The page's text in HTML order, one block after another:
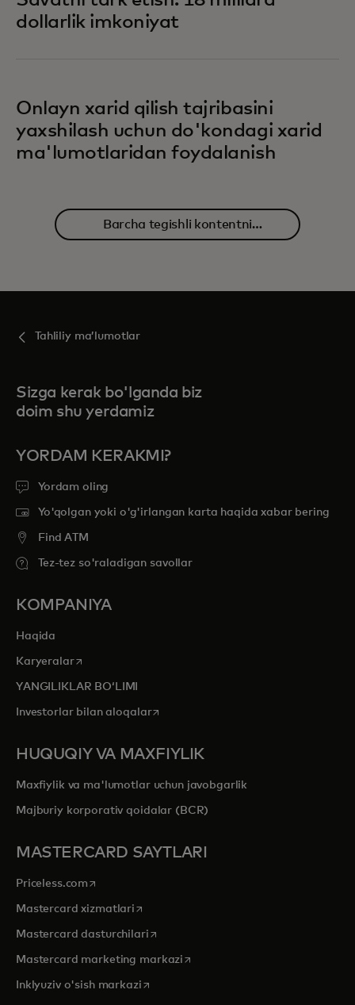
dollarlik imkoniyat
Onlayn xarid qilish tajribasini
yaxshilash uchun do'kondagi xarid
ma'lumotlaridan foydalanish
Barcha tegishli kontentni
Tahliliy maʼlumotlar
Sizga kerak bo'lganda biz
doim shu yerdamiz
YORDAM KERAKMI?
Yordam oling
Yo'qolgan yoki o'g'irlangan karta haqida xabar bering
Find ATM
Tez-tez so'raladigan savollar
KOMPANIYA
Haqida
Karyeralaropens in a new tab
YANGILIKLAR BOʻLIMI
Investorlar bilan aloqalaropens in a new tab
HUQUQIY VA MAXFIYLIK
Maxfiylik va ma'lumotlar uchun javobgarlik
Majburiy korporativ qoidalar (BCR)
MASTERCARD SAYTLARI
Priceless.com opens in a new tab
Mastercard xizmatlari opens in a new tab
Mastercard dasturchilariopens in a new tab
Mastercard marketing markazi opens in a new tab
Inklyuziv o'sish markaziopens in a new tab